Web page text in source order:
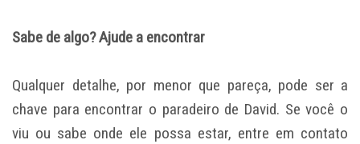
Sabe de algo? Ajude a encontrar
Qualquer detalhe, por menor que pareça, pode ser a
chave para encontrar o paradeiro de David. Se você o
viu ou sabe onde ele possa estar, entre em contato